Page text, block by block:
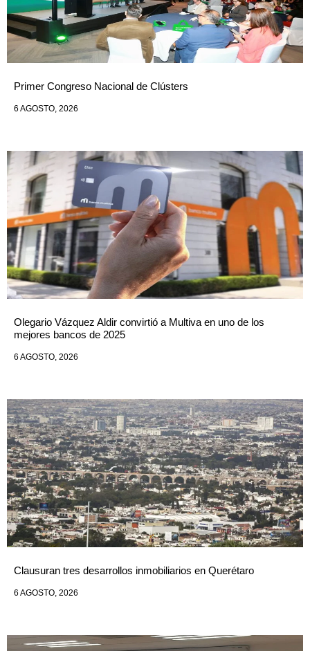
Primer Congreso Nacional de Clústers
6 AGOSTO, 2026
Olegario Vázquez Aldir convirtió a Multiva en uno de los
mejores bancos de 2025
6 AGOSTO, 2026
Clausuran tres desarrollos inmobiliarios en Querétaro
6 AGOSTO, 2026